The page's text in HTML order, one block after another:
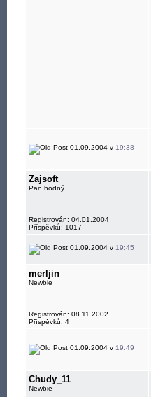
01.09.2004 v 19:38
Zajsoft
Pan hodný
Registrován: 04.01.2004
Příspěvků: 1017
01.09.2004 v 19:45
merljin
Newbie
Registrován: 08.11.2002
Příspěvků: 4
01.09.2004 v 19:49
Chudy_11
Newbie